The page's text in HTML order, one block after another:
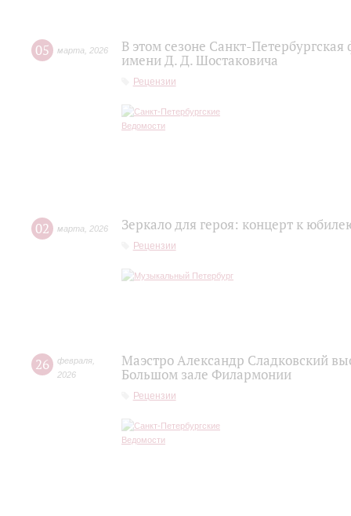
05 марта 2026
В этом сезоне Санкт-
имени Д. Д. Шостаковича
Рецензии
02 марта 2026 Зеркало для героя: концерт к
Рецензии
26 февраля
2026
Маэстро Александр Сладковский
Большом зале Филармонии
Рецензии